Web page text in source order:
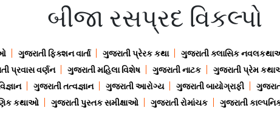
બીજા રસપ્રદ વિકલ્પો
ગુજરાતી ફિક્શન વાર્તા ગુજરાતી પ્રેરક કથા ગુજરાતી ક્લાસિક
પ્રવાસ વર્ણન ગુજરાતી મહિલા વિશેષ ગુજરાતી નાટક ગુજરાતી પ્રેમ
ગુજરાતી તત્વજ્ઞાન ગુજરાતી આરોગ્ય ગુજરાતી બાયોગ્રાફી
કથાઓ ગુજરાતી પુસ્તક સમીક્ષાઓ ગુજરાતી રોમાંચક ગુજરાતી